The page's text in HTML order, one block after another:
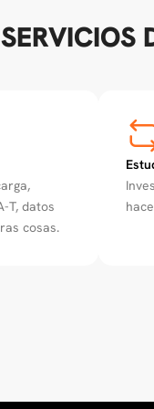
SERVICIOS
T, datos
cosas.